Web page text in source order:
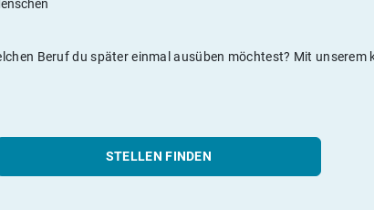
Beruf du später einmal ausüben möchtest? Mit
STELLEN FINDEN